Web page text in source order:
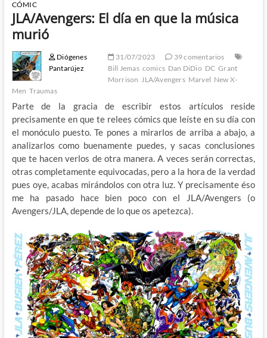
CÓMIC
JLA/Avengers: El día en que la música
murió
Diógenes
Pantarújez
31/07/2023
39 comentarios
Bill Jemas comics Dan DiDio DC Grant
Morrison JLA/Avengers Marvel New X-
Men Traumas
Parte de la gracia de escribir estos artículos reside
precisamente en que te relees cómics que leíste en su día con
el monóculo puesto. Te pones a mirarlos de arriba a abajo, a
analizarlos como buenamente puedes, y sacas conclusiones
que te hacen verlos de otra manera. A veces serán correctas,
otras completamente equivocadas, pero a la hora de la verdad
pues oye, acabas mirándolos con otra luz. Y precisamente éso
me ha pasado hace bien poco con el JLA/Avengers (o
Avengers/JLA, depende de lo que os apetezca).